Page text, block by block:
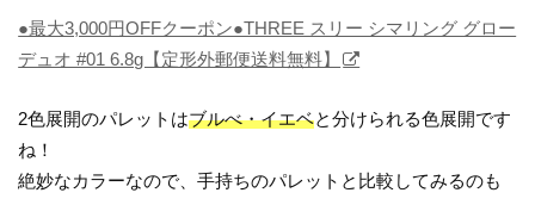
●最大3,000円OFFクーポン●THREE スリー シマリング グロー
デュオ #01 6.8g【定形外郵便送料無料】
2色展開のパレットはブルべ・イエベと分けられる色展開です
ね！
絶妙なカラーなので、手持ちのパレットと比較してみるのも